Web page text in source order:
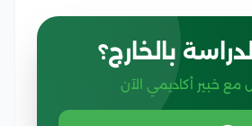
بالخارج؟
مع خبير أكاديمي الآن